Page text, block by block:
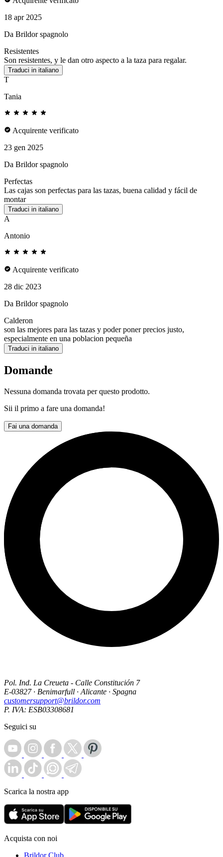
18 apr 2025
Da Brildor spagnolo
Resistentes
Son resistentes, y le dan otro aspecto a la taza para regalar.
Traduci in italiano
T
Tania
Acquirente verificato
23 gen 2025
Da Brildor spagnolo
Perfectas
Las cajas son perfectas para las tazas, buena calidad y fácil de
montar
Traduci in italiano
A
Antonio
Acquirente verificato
28 dic 2023
Da Brildor spagnolo
Calderon
son las mejores para las tazas y poder poner precios justo,
especialmente en una poblacion pequeña
Traduci in italiano
Domande
Nessuna domanda trovata per questo prodotto.
Sii il primo a fare una domanda!
Fai una domanda
Pol. Ind. La Creueta - Calle Constitución 7
E-03827 · Benimarfull · Alicante · Spagna
customersupport@brildor.com
P. IVA: ESB03308681
Seguici su
Scarica la nostra app
Acquista con noi
Brildor Club